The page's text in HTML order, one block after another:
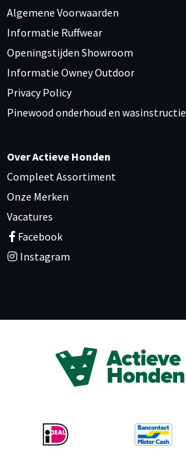
Algemene Voorwaarden
Informatie Ruffwear
Openingstijden Showroom
Informatie Owney Outdoor
Privacy Policy
Pinewood onderhoud en wasinstructie
Over Actieve Honden
Compleet Assortiment
Onze Merken
Vacatures
Facebook
Instagram